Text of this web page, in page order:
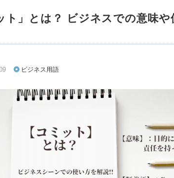
ト」とは？ ビジネスでの意味
ビジネス用語